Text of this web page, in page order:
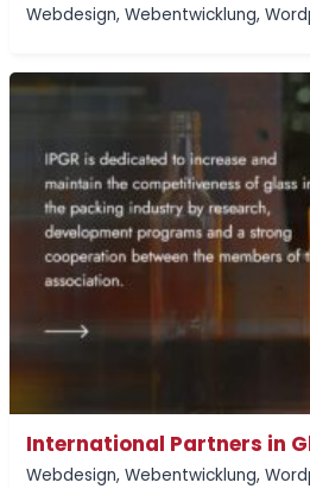
Webdesign, Webentwicklung,
International Partners in
Webdesign, Webentwicklung,